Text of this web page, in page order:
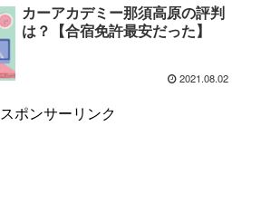
カーアカデミー那須高原の評判
は？【合宿免許最安だった】
2021.08.02
スポンサーリンク